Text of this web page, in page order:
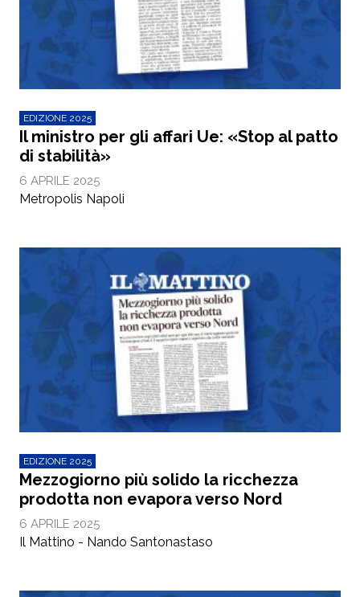
EDIZIONE 2025
Il ministro per gli affari Ue: «Stop al patto
di stabilità»
6 APRILE 2025
Metropolis Napoli
EDIZIONE 2025
Mezzogiorno più solido la ricchezza
prodotta non evapora verso Nord
6 APRILE 2025
Il Mattino - Nando Santonastaso